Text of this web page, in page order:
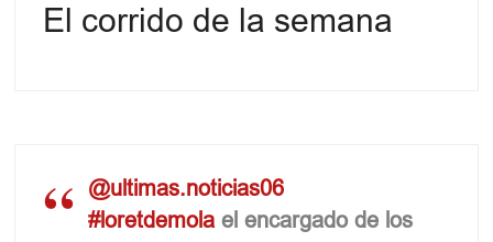
El corrido de la semana
@ultimas.noticias06
#loretdemola el encargado de los